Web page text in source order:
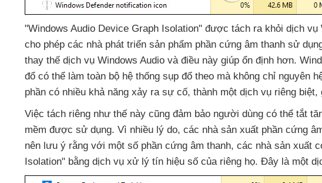
"Windows Audio Device Graph Isolation" được tách ra khỏi dịch vụ
cho phép các nhà phát triển sản phẩm phần cứng âm thanh sử
thay thế dịch vụ Windows Audio và điều này giúp ổn định hơn.
đổ có thể làm toàn bộ hệ thống sụp đổ theo mà không chỉ nguyên
phần có nhiều khả năng xảy ra sự cố, thành một dịch vụ riêng biệt,
Việc tách riêng như thế này cũng đảm bảo người dùng có thể tắt
mềm được sử dụng. Vì nhiều lý do, các nhà sản xuất phần cứng
nên lưu ý rằng với một số phần cứng âm thanh, các nhà sản xuất
Isolation" bằng dịch vụ xử lý tín hiệu số của riêng họ. Đây là một